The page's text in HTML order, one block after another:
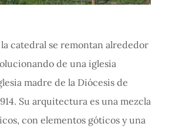
catedral se remontan alrededor
de una iglesia
madre de la Diócesis de
Su arquitectura es una mezcla
con elementos góticos y una